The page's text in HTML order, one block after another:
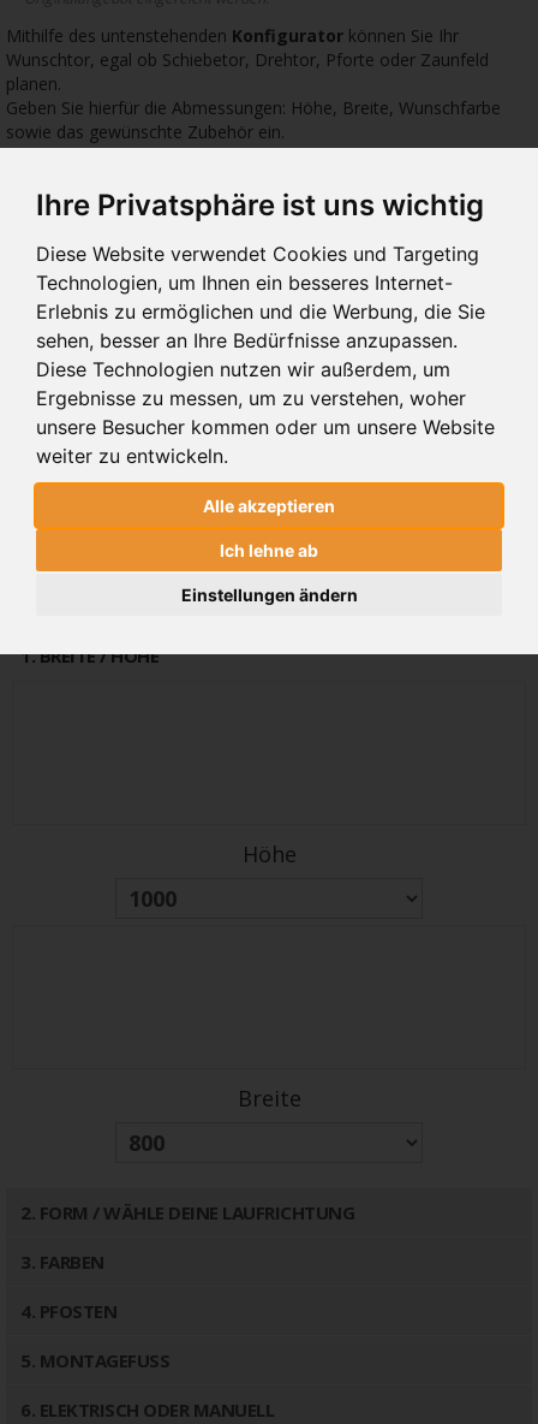
Ihre Privatsphäre ist uns wichtig
Diese Website verwendet Cookies und Targeting
Technologien, um Ihnen ein besseres Internet-
Erlebnis zu ermöglichen und die Werbung, die Sie
sehen, besser an Ihre Bedürfnisse anzupassen.
Diese Technologien nutzen wir außerdem, um
Ergebnisse zu messen, um zu verstehen, woher
unsere Besucher kommen oder um unsere Website
weiter zu entwickeln.
Alle akzeptieren
Ich lehne ab
Einstellungen ändern
Mithilfe des untenstehenden Konfigurator können Sie Ihr
Wunschtor, egal ob Schiebetor, Drehtor, Pforte oder Zaunfeld
planen.
Geben Sie hierfür die Abmessungen: Höhe, Breite, Wunschfarbe
sowie das gewünschte Zubehör ein.
10.01
591 €
10.00
642 €
PFORTEN 10.01
CLASSIC SYSTEM
alter Preis PREIS
(inkl 19% MwSt.) 591€
1. BREITE / HÖHE
Höhe
Breite
2. FORM / WÄHLE DEINE LAUFRICHTUNG
3. FARBEN
4. PFOSTEN
5. MONTAGEFUSS
6. ELEKTRISCH ODER MANUELL